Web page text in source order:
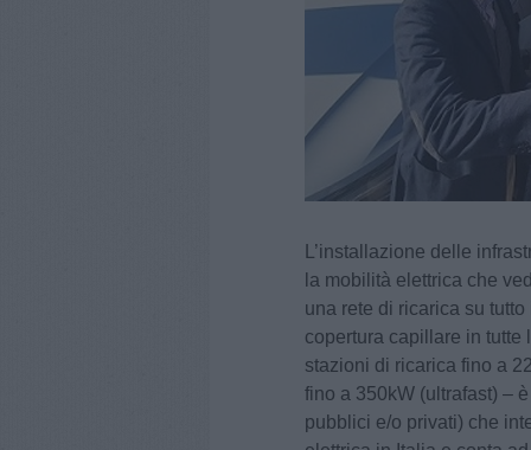
L’installazione delle
la mobilità elettrica che
una rete di ricarica su
copertura capillare in tutte
stazioni di ricarica fino a
fino a 350kW (ultrafast) –
pubblici e/o privati) che